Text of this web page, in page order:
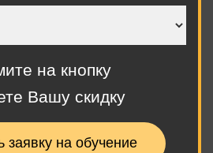
на кнопку
Вашу скидку
Оформить заявку на обучение